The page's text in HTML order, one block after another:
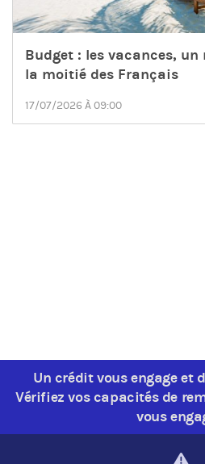
Budget : les vacances,
la moitié des Français
17/07/2026 À 09:00
Un crédit vous engage et
Vérifiez vos capacités de
vous